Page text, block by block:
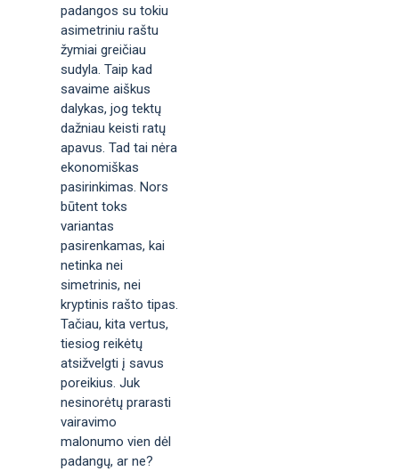
padangos su tokiu
asimetriniu raštu
žymiai greičiau
sudyla. Taip kad
savaime aiškus
dalykas, jog tektų
dažniau keisti ratų
apavus. Tad tai nėra
ekonomiškas
pasirinkimas. Nors
būtent toks
variantas
pasirenkamas, kai
netinka nei
simetrinis, nei
kryptinis rašto tipas.
Tačiau, kita vertus,
tiesiog reikėtų
atsižvelgti į savus
poreikius. Juk
nesinorėtų prarasti
vairavimo
malonumo vien dėl
padangų, ar ne?